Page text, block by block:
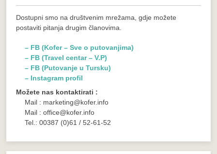
Dostupni smo na društvenim mrežama, gdje možete
postaviti pitanja drugim članovima.
– FB (Kofer – Sve o putovanjima)
– FB (Travel centar – V.P)
– FB (Putovanje u Tursku)
– Instagram profil
Možete nas kontaktirati :
Mail : marketing@kofer.info
Mail : office@kofer.info
Tel.: 00387 (0)61 / 52-61-52